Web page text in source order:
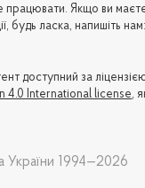
працювати. Якщо ви
будь ласка, напишіть нам:
доступний за
4.0 International license,
України 1994—2026